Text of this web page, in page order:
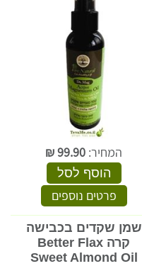
המחיר: 99.90
₪
הוסף לסל
פרטים נוספים
שמן שקדים בכבישה
קרה Better Flax
Sweet Almond Oil